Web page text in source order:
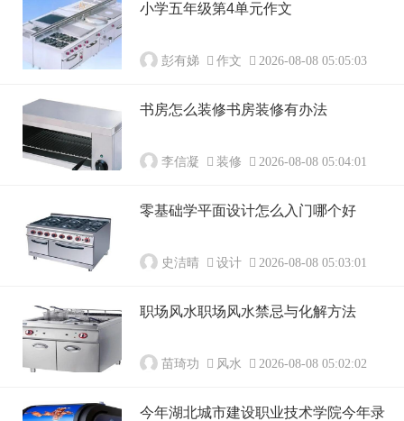
小学五年级第4单元作文
彭有娣 作文 2026-08-08 05:05:03
书房怎么装修书房装修有办法
李信凝 装修 2026-08-08 05:04:01
零基础学平面设计怎么入门哪个好
史洁晴 设计 2026-08-08 05:03:01
职场风水职场风水禁忌与化解方法
苗琦功 风水 2026-08-08 05:02:02
今年湖北城市建设职业技术学院今年录